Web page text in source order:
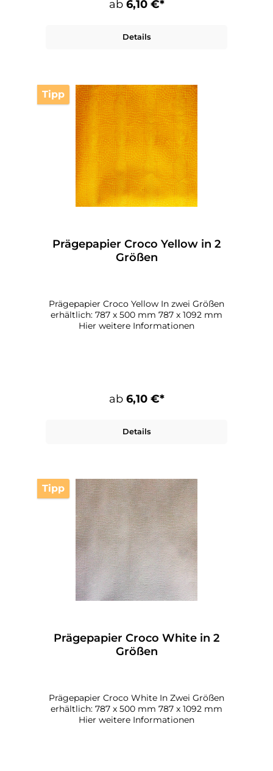
ab 6,10 €*
Details
Tipp
Prägepapier Croco Yellow in 2
Größen
Prägepapier Croco Yellow In zwei Größen
erhältlich: 787 x 500 mm 787 x 1092 mm
Hier weitere Informationen
ab 6,10 €*
Details
Tipp
Prägepapier Croco White in 2
Größen
Prägepapier Croco White In Zwei Größen
erhältlich: 787 x 500 mm 787 x 1092 mm
Hier weitere Informationen